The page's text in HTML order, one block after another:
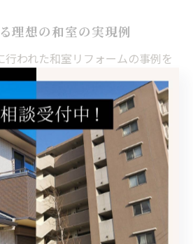
理想の和室の実現例
われた和室リフォームの事例を
想の空間づくりのヒントが見えて
れをクローゼットに変更して収納
ローリングにリフォームして洋室
スも増えています。
化させた開放的な和室や、趣味の
する事例も人気です。リフォーム
績を確認しながら、自分たちの暮
選ぶことが重要です。